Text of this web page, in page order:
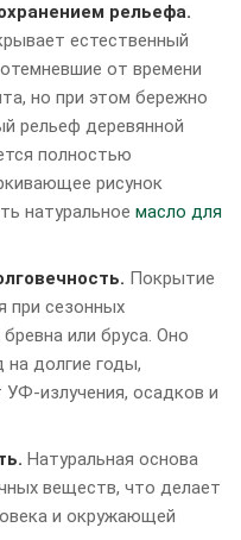
рельефа.
естественный
от времени
но при этом бережно
рельеф деревянной
полностью
рисунок
натуральное масло для
Покрытие
при сезонных
или бруса. Оно
долгие годы,
излучения, осадков и
Натуральная основа
веществ, что делает
и окружающей